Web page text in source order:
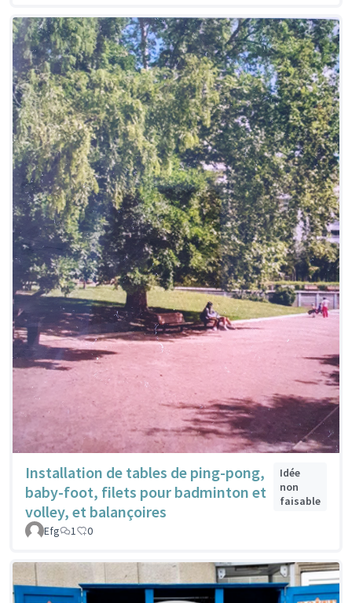
Installation de tables de ping-pong,
baby-foot, filets pour badminton et
volley, et balançoires
Idée
non
faisable
Efg 1 0